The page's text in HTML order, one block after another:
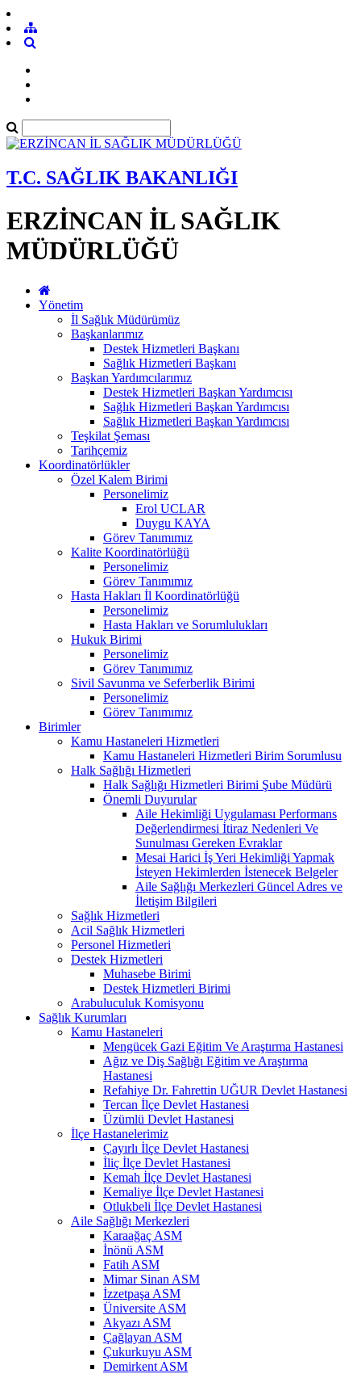
T.C. SAĞLIK BAKANLIĞI
ERZİNCAN İL SAĞLIK
MÜDÜRLÜĞÜ
Yönetim
İl Sağlık Müdürümüz
Başkanlarımız
Destek Hizmetleri Başkanı
Sağlık Hizmetleri Başkanı
Başkan Yardımcılarımız
Destek Hizmetleri Başkan Yardımcısı
Sağlık Hizmetleri Başkan Yardımcısı
Sağlık Hizmetleri Başkan Yardımcısı
Teşkilat Şeması
Tarihçemiz
Koordinatörlükler
Özel Kalem Birimi
Personelimiz
Erol UCLAR
Duygu KAYA
Görev Tanımımız
Kalite Koordinatörlüğü
Personelimiz
Görev Tanımımız
Hasta Hakları İl Koordinatörlüğü
Personelimiz
Hasta Hakları ve Sorumlulukları
Hukuk Birimi
Personelimiz
Görev Tanımımız
Sivil Savunma ve Seferberlik Birimi
Personelimiz
Görev Tanımımız
Birimler
Kamu Hastaneleri Hizmetleri
Kamu Hastaneleri Hizmetleri Birim Sorumlusu
Halk Sağlığı Hizmetleri
Halk Sağlığı Hizmetleri Birimi Şube Müdürü
Önemli Duyurular
Aile Hekimliği Uygulaması Performans
Değerlendirmesi İtiraz Nedenleri Ve
Sunulması Gereken Evraklar
Mesai Harici İş Yeri Hekimliği Yapmak
İsteyen Hekimlerden İstenecek Belgeler
Aile Sağlığı Merkezleri Güncel Adres ve
İletişim Bilgileri
Sağlık Hizmetleri
Acil Sağlık Hizmetleri
Personel Hizmetleri
Destek Hizmetleri
Muhasebe Birimi
Destek Hizmetleri Birimi
Arabuluculuk Komisyonu
Sağlık Kurumları
Kamu Hastaneleri
Mengücek Gazi Eğitim Ve Araştırma Hastanesi
Ağız ve Diş Sağlığı Eğitim ve Araştırma
Hastanesi
Refahiye Dr. Fahrettin UĞUR Devlet Hastanesi
Tercan İlçe Devlet Hastanesi
Üzümlü Devlet Hastanesi
İlçe Hastanelerimiz
Çayırlı İlçe Devlet Hastanesi
İliç İlçe Devlet Hastanesi
Kemah İlçe Devlet Hastanesi
Kemaliye İlçe Devlet Hastanesi
Otlukbeli İlçe Devlet Hastanesi
Aile Sağlığı Merkezleri
Karaağaç ASM
İnönü ASM
Fatih ASM
Mimar Sinan ASM
İzzetpaşa ASM
Üniversite ASM
Akyazı ASM
Çağlayan ASM
Çukurkuyu ASM
Demirkent ASM